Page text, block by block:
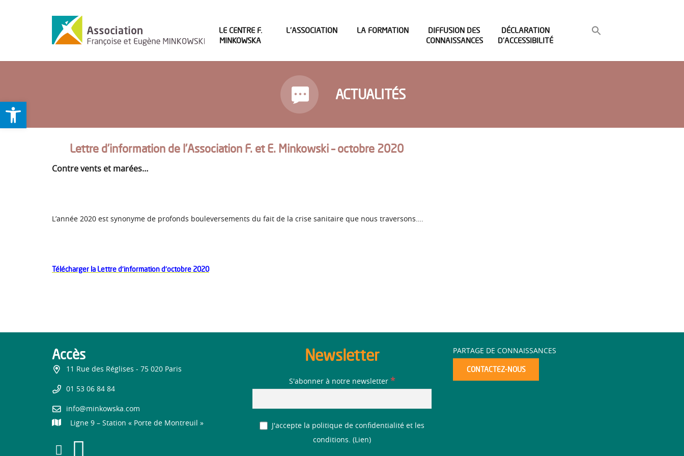
LE CENTRE F.
MINKOWSKA
L’ASSOCIATION LA FORMATION
DIFFUSION DES
CONNAISSANCES
DÉCLARATION
D’ACCESSIBILITÉ
ACTUALITÉS
Lettre d’information de l’Association F. et E. Minkowski – octobre 2020
Contre vents et marées…
L’année 2020 est synonyme de profonds bouleversements du fait de la crise sanitaire que nous traversons….
Télécharger la Lettre d'information d'octobre 2020
Accès
11 Rue des Réglises - 75 020 Paris
01 53 06 84 84
info@minkowska.com
Ligne 9 – Station « Porte de Montreuil »
Newsletter
S'abonner à notre newsletter *
J'accepte la politique de confidentialité et les
conditions. ( Lien)
PARTAGE DE CONNAISSANCES
CONTACTEZ-NOUS
Ouvrir la barre d’outils